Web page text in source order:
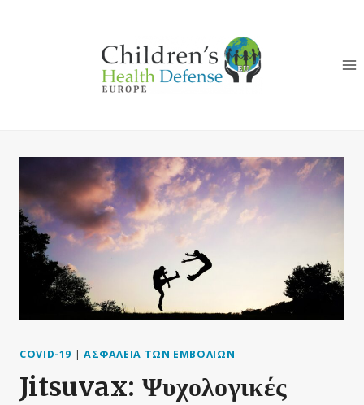
COVID-19 | ΑΣΦΆΛΕΙΑ ΤΩΝ ΕΜΒΟΛΊΩΝ
Jitsuvax: Ψυχολογικές